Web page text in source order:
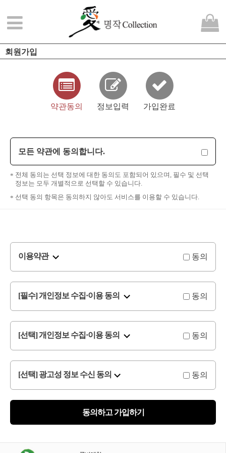
회원가입
약관동의 정보입력 가입완료
모든 약관에 동의합니다.
전체 동의는 선택 정보에 대한 동의도 포함되어 있으며, 필수 및 선택
정보는 모두 개별적으로 선택할 수 있습니다.
선택 동의 항목은 동의하지 않아도 서비스를 이용할 수 있습니다.
이용약관 동의
[필수] 개인정보 수집·이용 동의 동의
[선택] 개인정보 수집·이용 동의 동의
[선택] 광고성 정보 수신 동의 동의
동의하고 가입하기